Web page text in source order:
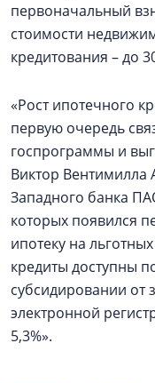
первоначальный
стоимости
кредитования – до
«Рост ипотечного
первую очередь
госпрограммы и
Виктор Вентимилла
Западного банка
которых появился
ипотеку на
кредиты доступны
субсидировании от
электронной
5,3%».